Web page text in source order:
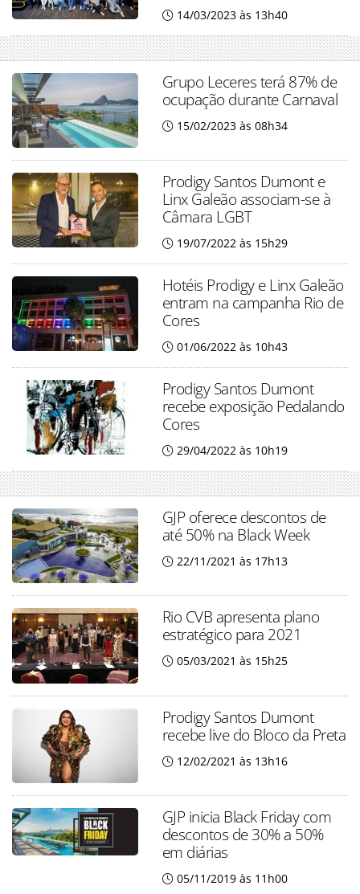
14/03/2023 às 13h40
Grupo Leceres terá 87% de
ocupação durante Carnaval
15/02/2023 às 08h34
Prodigy Santos Dumont e
Linx Galeão associam-se à
Câmara LGBT
19/07/2022 às 15h29
Hotéis Prodigy e Linx Galeão
entram na campanha Rio de
Cores
01/06/2022 às 10h43
Prodigy Santos Dumont
recebe exposição Pedalando
Cores
29/04/2022 às 10h19
GJP oferece descontos de
até 50% na Black Week
22/11/2021 às 17h13
Rio CVB apresenta plano
estratégico para 2021
05/03/2021 às 15h25
Prodigy Santos Dumont
recebe live do Bloco da Preta
12/02/2021 às 13h16
GJP inicia Black Friday com
descontos de 30% a 50%
em diárias
05/11/2019 às 11h00